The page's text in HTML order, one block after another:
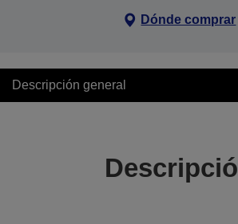
Dónde comprar
Descripción general